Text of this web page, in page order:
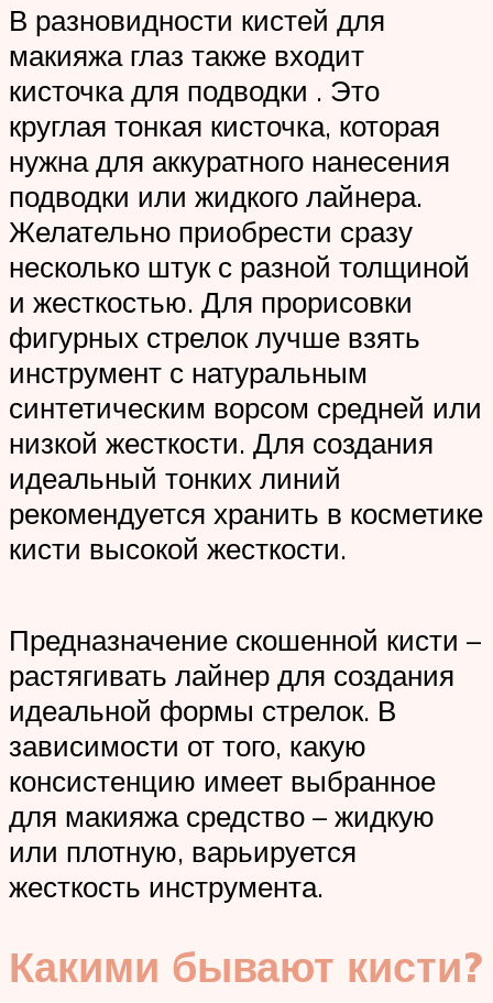
В разновидности кистей для
макияжа глаз также входит
кисточка для подводки . Это
круглая тонкая кисточка, которая
нужна для аккуратного нанесения
подводки или жидкого лайнера.
Желательно приобрести сразу
несколько штук с разной толщиной
и жесткостью. Для прорисовки
фигурных стрелок лучше взять
инструмент с натуральным
синтетическим ворсом средней или
низкой жесткости. Для создания
идеальный тонких линий
рекомендуется хранить в косметике
кисти высокой жесткости.
Предназначение скошенной кисти –
растягивать лайнер для создания
идеальной формы стрелок. В
зависимости от того, какую
консистенцию имеет выбранное
для макияжа средство – жидкую
или плотную, варьируется
жесткость инструмента.
Какими бывают кисти?